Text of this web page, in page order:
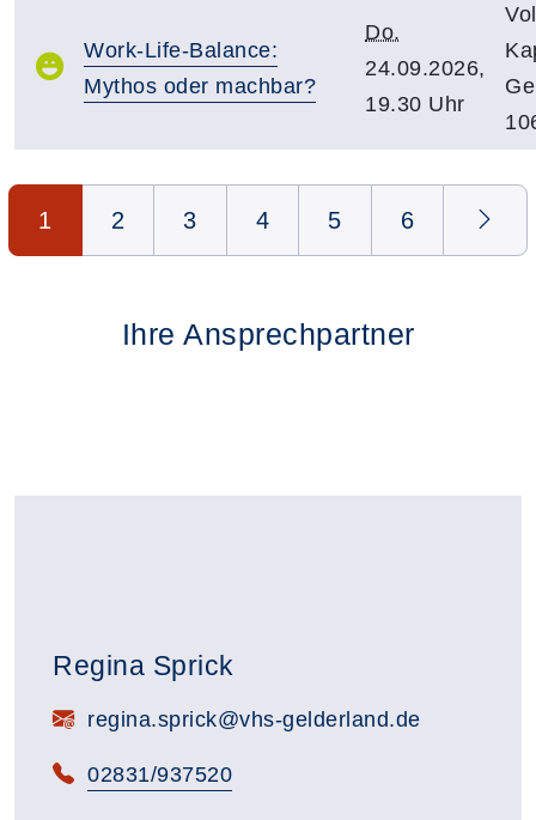
Work-Life-Balance:
Mythos oder machbar?
Do.
24.09.2026,
19.30 Uhr
1 2 3 4 5 6
Ihre Ansprechpartner
Regina Sprick
E-Mail:regina.sprick@vhs-gelderland.de
Telefon:
02831/937520